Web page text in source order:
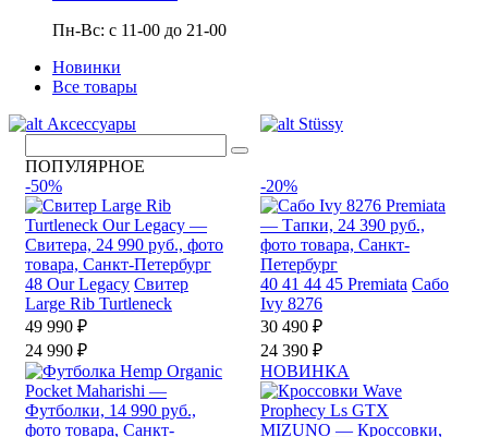
Пн-Вс: с 11-00 до 21-00
Новинки
Все товары
Аксессуары
Stüssy
ПОПУЛЯРНОЕ
-50%
48 Our Legacy Свитер
Large Rib Turtleneck
49 990 ₽
24 990 ₽
-20%
40 41 44 45 Premiata Сабо
Ivy 8276
30 490 ₽
24 390 ₽
НОВИНКА